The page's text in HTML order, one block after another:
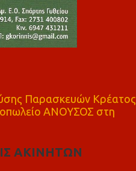
Παρασκευών Κρέατος
ΑΝΟΥΣΟΣ στη
ΑΚΙΝΗΤΩΝ